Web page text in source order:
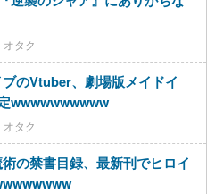
オタク
ブのVtuber、劇場版メイドイ
wwwwwwwwww
オタク
術の禁書目録、最新刊でヒロイ